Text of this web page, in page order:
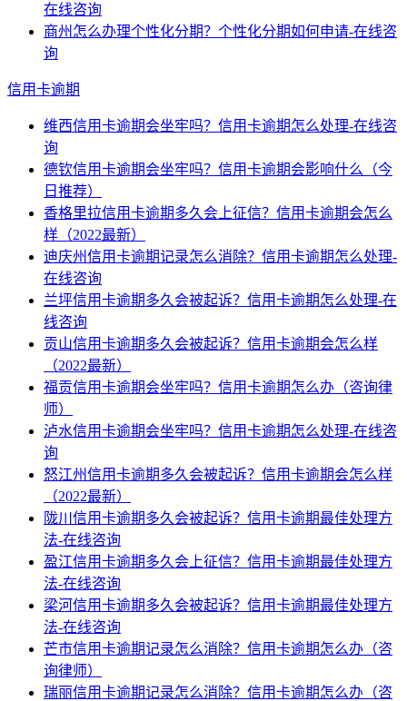
在线咨询
商州怎么办理个性化分期？个性化分期如何申请-在线咨
询
信用卡逾期
维西信用卡逾期会坐牢吗？信用卡逾期怎么处理-在线咨
询
德钦信用卡逾期会坐牢吗？信用卡逾期会影响什么（今
日推荐）
香格里拉信用卡逾期多久会上征信？信用卡逾期会怎么
样（2022最新）
迪庆州信用卡逾期记录怎么消除？信用卡逾期怎么处理-
在线咨询
兰坪信用卡逾期多久会被起诉？信用卡逾期怎么处理-在
线咨询
贡山信用卡逾期多久会被起诉？信用卡逾期会怎么样
（2022最新）
福贡信用卡逾期会坐牢吗？信用卡逾期怎么办（咨询律
师）
泸水信用卡逾期会坐牢吗？信用卡逾期怎么处理-在线咨
询
怒江州信用卡逾期多久会被起诉？信用卡逾期会怎么样
（2022最新）
陇川信用卡逾期多久会被起诉？信用卡逾期最佳处理方
法-在线咨询
盈江信用卡逾期多久会上征信？信用卡逾期最佳处理方
法-在线咨询
梁河信用卡逾期多久会被起诉？信用卡逾期最佳处理方
法-在线咨询
芒市信用卡逾期记录怎么消除？信用卡逾期怎么办（咨
询律师）
瑞丽信用卡逾期记录怎么消除？信用卡逾期怎么办（咨